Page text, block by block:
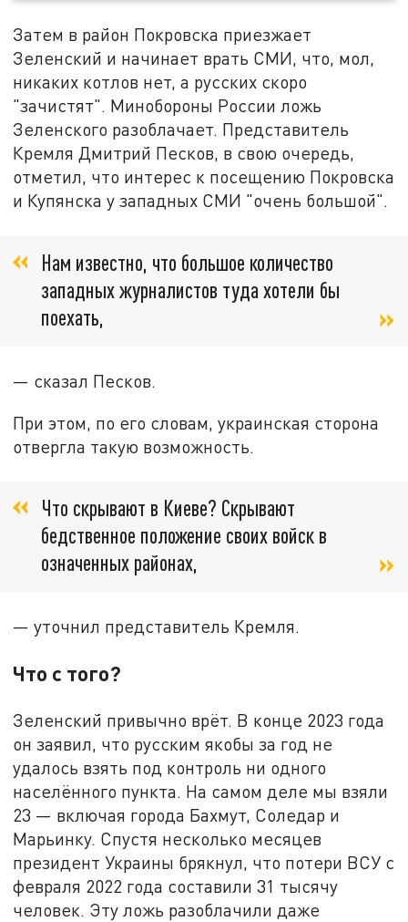
Затем в район Покровска приезжает
Зеленский и начинает врать СМИ, что, мол,
никаких котлов нет, а русских скоро
"зачистят". Минобороны России ложь
Зеленского разоблачает. Представитель
Кремля Дмитрий Песков, в свою очередь,
отметил, что интерес к посещению Покровска
и Купянска у западных СМИ "очень большой".
Нам известно, что большое количество
западных журналистов туда хотели бы
поехать,
— сказал Песков.
При этом, по его словам, украинская сторона
отвергла такую возможность.
Что скрывают в Киеве? Скрывают
бедственное положение своих войск в
означенных районах,
— уточнил представитель Кремля.
Что с того?
Зеленский привычно врёт. В конце 2023 года
он заявил, что русским якобы за год не
удалось взять под контроль ни одного
населённого пункта. На самом деле мы взяли
23 — включая города Бахмут, Соледар и
Марьинку. Спустя несколько месяцев
президент Украины брякнул, что потери ВСУ с
февраля 2022 года составили 31 тысячу
человек. Эту ложь разоблачили даже